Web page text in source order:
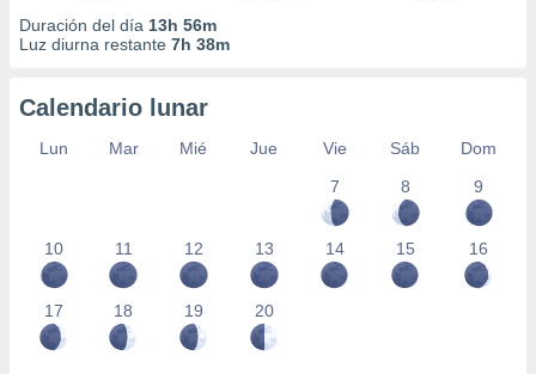
Duración del día 13h 56m
Luz diurna restante 7h 38m
Calendario lunar
Lun Mar Mié Jue Vie Sáb
Dom
7
8 9
10 11 12 13 14 15 16
17 18 19 20